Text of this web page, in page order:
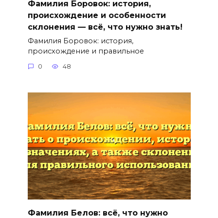
Фамилия Боровок: история,
происхождение и особенности
склонения — всё, что нужно знать!
Фамилия Боровок: история,
происхождение и правильное
0 48
Фамилия Белов: всё, что нужно